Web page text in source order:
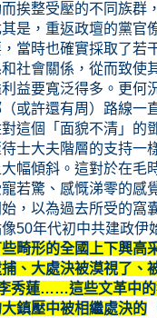
挨整受壓的不同族群
是，重返政壇的黨官
當時也確實採取了若
社會關係，從而致使
益要寬泛得多。更何
或許還有周）路線一
這個「面貌不清」的
士大夫階層的支持一
幅傾斜。這對於在毛
若驚、感慨涕零的感
，以為過去所受的窩
50年代初中共建政伊
畸形的全國上下興高
、大處決被漠視了、
秀蓮……這些文革中
大鎮壓中被相繼處決的